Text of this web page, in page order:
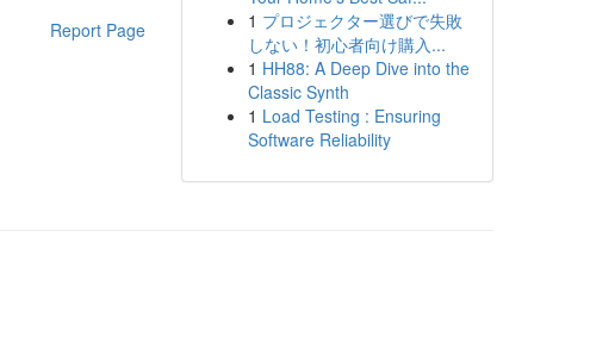
Report Page
1 プロジェクター選びで失敗
しない！初心者向け購入...
1 HH88: A Deep Dive into the
Classic Synth
1 Load Testing : Ensuring
Software Reliability